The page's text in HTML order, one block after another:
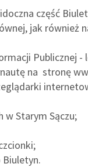
część
jak również
Publicznej -
na stronę
w Starym Sączu;